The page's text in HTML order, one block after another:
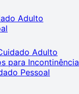
Adulto
Adulto
para Incontinência
Pessoal